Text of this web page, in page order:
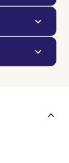
keyboard_arrow_down